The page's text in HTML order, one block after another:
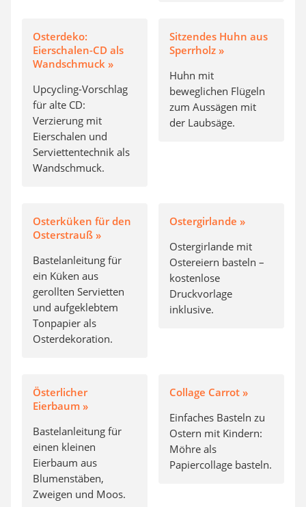
Osterdeko:
Eierschalen-CD als
Wandschmuck »
Upcycling-Vorschlag
für alte CD:
Verzierung mit
Eierschalen und
Serviettentechnik als
Wandschmuck.
Sitzendes Huhn aus
Sperrholz »
Huhn mit
beweglichen Flügeln
zum Aussägen mit
der Laubsäge.
Osterküken für den
Osterstrauß »
Bastelanleitung für
ein Küken aus
gerollten Servietten
und aufgeklebtem
Tonpapier als
Osterdekoration.
Ostergirlande »
Ostergirlande mit
Ostereiern basteln –
kostenlose
Druckvorlage
inklusive.
Österlicher
Eierbaum »
Bastelanleitung für
einen kleinen
Eierbaum aus
Blumenstäben,
Zweigen und Moos.
Collage Carrot »
Einfaches Basteln zu
Ostern mit Kindern:
Möhre als
Papiercollage basteln.